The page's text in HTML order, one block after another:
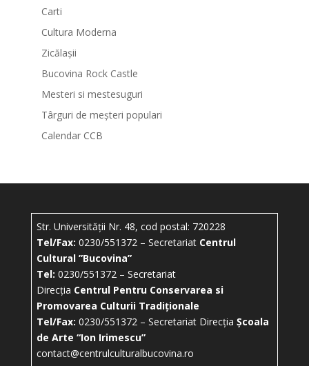
Carti
Cultura Moderna
Zicălașii
Bucovina Rock Castle
Mesteri si mestesuguri
Târguri de meșteri populari
Calendar CCB
Str. Universității Nr. 48, cod postal: 720228
Tel/Fax: 0230/551372 – Secretariat Centrul
Cultural ”Bucovina”
Tel: 0230/551372 – Secretariat
Direcția Centrul Pentru Conservarea si
Promovarea Culturii Tradiționale
Tel/Fax: 0230/551372 – Secretariat Direcția Școala
de Arte “Ion Irimescu”
contact@centrulculturalbucovina.ro